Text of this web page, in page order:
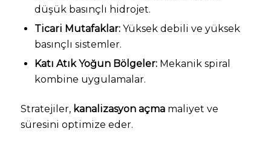
düşük basınçlı hidrojet.
Ticari Mutafaklar:Yüksek debili ve yüksek
basınçlı sistemler.
Katı Atık Yoğun Bölgeler:Mekanik spiral
kombine uygulamalar.
Stratejiler, kanalizasyon açmamaliyet ve
süresini optimize eder.